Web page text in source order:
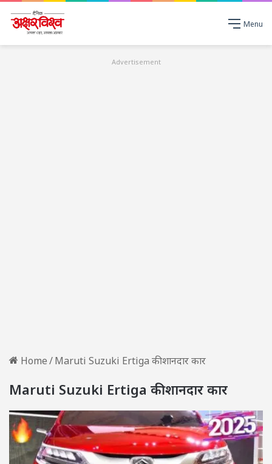
Menu
Advertisement
Home/Maruti Suzuki Ertiga की शानदार कार
Maruti Suzuki Ertiga की शानदार कार